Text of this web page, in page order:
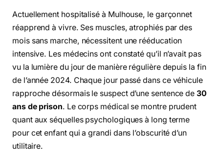
Actuellement hospitalisé à Mulhouse, le garçonnet
réapprend à vivre. Ses muscles, atrophiés par des
mois sans marche, nécessitent une rééducation
intensive. Les médecins ont constaté qu’il n’avait pas
vu la lumière du jour de manière régulière depuis la fin
de l’année 2024. Chaque jour passé dans ce véhicule
rapproche désormais le suspect d’une sentence de30
ans de prison. Le corps médical se montre prudent
quant aux séquelles psychologiques à long terme
pour cet enfant qui a grandi dans l’obscurité d’un
utilitaire.